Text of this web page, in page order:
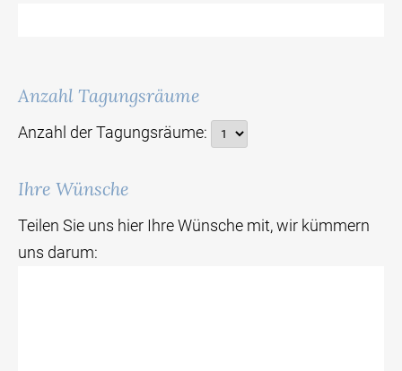
Anzahl Tagungsräume
Anzahl der Tagungsräume:
Ihre Wünsche
Teilen Sie uns hier Ihre Wünsche mit, wir kümmern
uns darum: